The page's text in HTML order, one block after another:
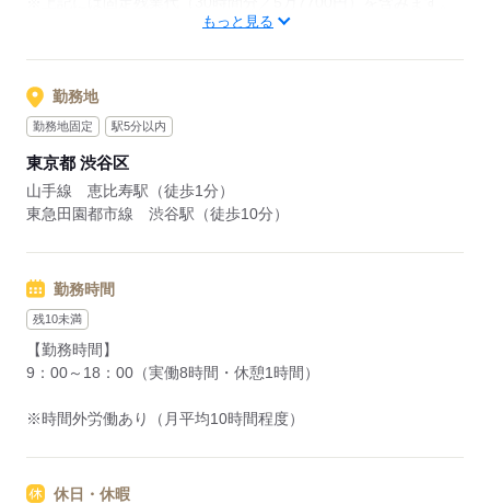
自分なりに工夫しながら
面白味のある職場だと感じています。
「自分なりの営業スタイルで実績を残してみたい」
そんなタイプの方には
特にマッチした会社だと思います！
そうした自社サービスのクライアント開拓！
1件ごとにインセンティブが発生します。
2年目以降に多くのメンバーが
年収1000万円オーバーを実現！
仕事の面白味は
しっかりあなたの頑張りに還元します。
応募する
応募する
超過分は別途支給いたします。
420万円～540万円 ＋ インセンティブ
★あなたの営業スキルを最高条件で評価します！
これまでに培ってきた営業経験や商談スキルを正当に評価し、
高い還元率のインセンティブでダイレクトに給与へ反映しま
す。
ーも在籍しています！
■ 賞与
年2回支給
■ 昇給
応募する
もっと見る
勤務地
勤務地固定 駅5分以内
東京都 渋谷区
山手線 恵比寿駅（徒歩1分）
東急田園都市線 渋谷駅（徒歩10分）
勤務時間
残10未満
【勤務時間】
9：00～18：00（実働8時間・休憩1時間）
※時間外労働あり（月平均10時間程度）
休日・休暇